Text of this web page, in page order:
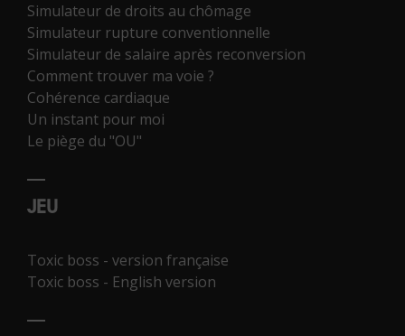
Simulateur de droits au chômage
Simulateur rupture conventionnelle
Simulateur de salaire après reconversion
Comment trouver ma voie ?
Cohérence cardiaque
Un instant pour moi
Le piège du "OU"
JEU
Toxic boss - version française
Toxic boss - English version